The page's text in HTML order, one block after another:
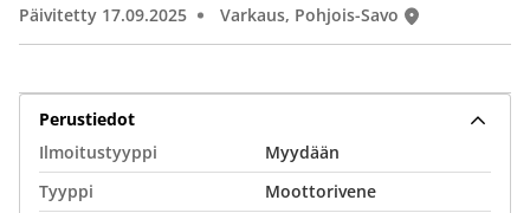
Päivitetty 17.09.2025
Varkaus, Pohjois-Savo
Perustiedot
Ilmoitustyyppi
Myydään
Tyyppi
Moottorivene